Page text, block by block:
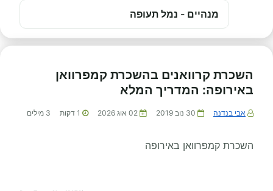
מנהיים - נמל תעופה
השכרת קרוואנים בהשכרת קמפרוואן
באירופה: המדריך המלא
אבי בנדנה 30 נוב 2019 02 אוג 2026 1 דקות 3 מילים
השכרת קמפרוואן באירופה